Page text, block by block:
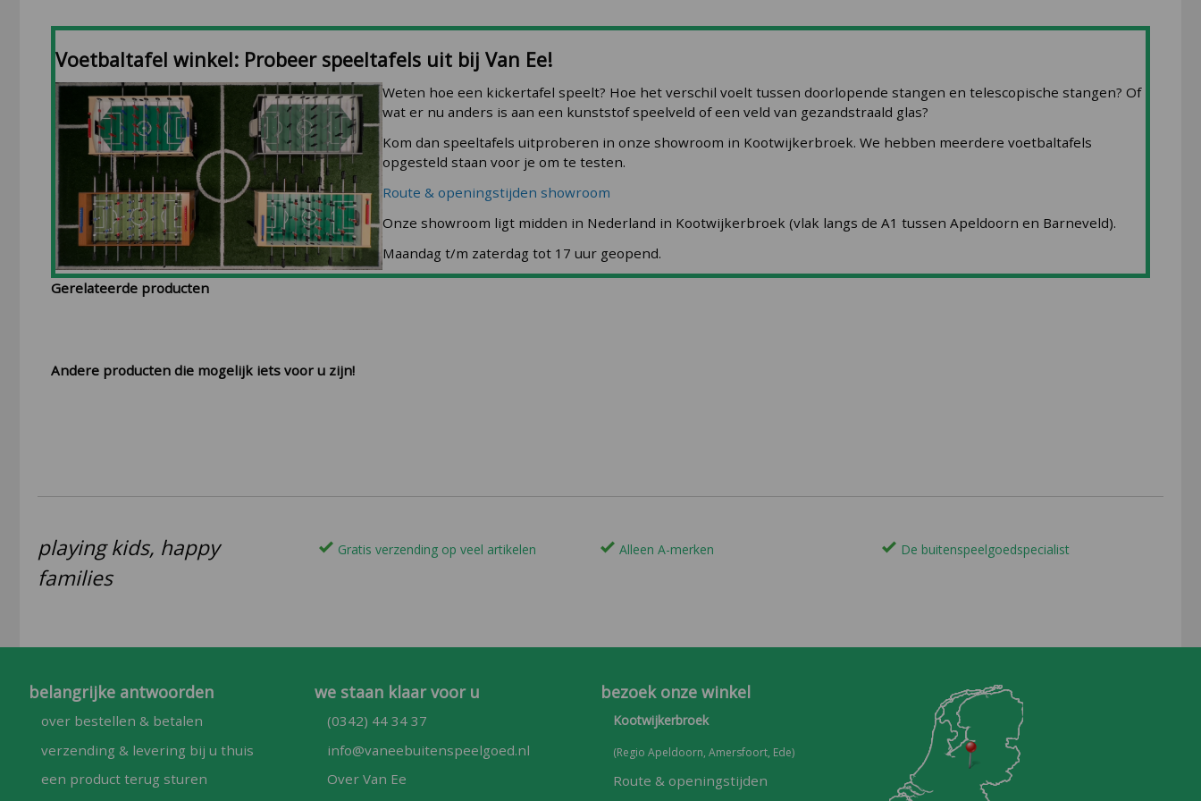
Voetbaltafel winkel: Probeer speeltafels uit bij Van Ee!
Weten hoe een kickertafel speelt? Hoe het verschil voelt tussen doorlopende stangen en telescopische stangen? Of
wat er nu anders is aan een kunststof speelveld of een veld van gezandstraald glas?
Kom dan speeltafels uitproberen in onze showroom in Kootwijkerbroek. We hebben meerdere voetbaltafels
opgesteld staan voor je om te testen.
Route & openingstijden showroom
Onze showroom ligt midden in Nederland in Kootwijkerbroek (vlak langs de A1 tussen Apeldoorn en Barneveld).
Maandag t/m zaterdag tot 17 uur geopend.
Gerelateerde producten
Andere producten die mogelijk iets voor u zijn!
playing kids, happy
families
Gratis verzending op veel artikelen Alleen A-merken De buitenspeelgoedspecialist
belangrijke antwoorden
over bestellen & betalen
verzending & levering bij u thuis
een product terug sturen
we staan klaar voor u
(0342) 44 34 37
info@vaneebuitenspeelgoed.nl
Over Van Ee
bezoek onze winkel
Kootwijkerbroek
(Regio Apeldoorn, Amersfoort, Ede)
Route & openingstijden